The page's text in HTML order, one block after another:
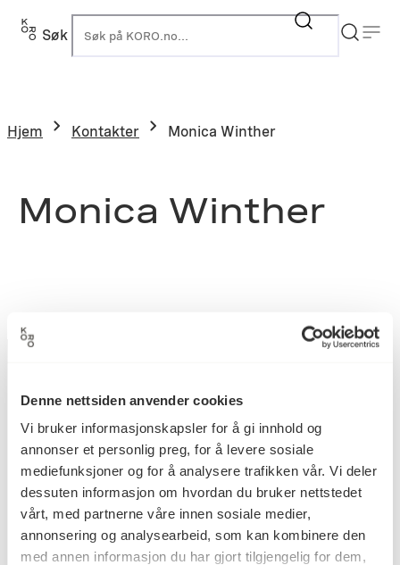
Denne nettsiden anvender cookies
Vi bruker informasjonskapsler for å gi innhold og
annonser et personlig preg, for å levere sosiale
mediefunksjoner og for å analysere trafikken vår. Vi deler
dessuten informasjon om hvordan du bruker nettstedet
vårt, med partnerne våre innen sosiale medier,
annonsering og analysearbeid, som kan kombinere den
med annen informasjon du har gjort tilgjengelig for dem,
Søk
Hjem Kontakter Monica Winther
Monica Winther
Postadresse
Postboks 6994
St. Olavs plass
0130 Oslo